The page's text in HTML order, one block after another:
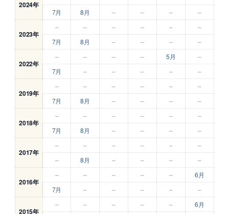
2024年
7月
8月 – – – –
2023年
– – – – –
–
7月
8月 – – – –
2022年
– – – – 5月
–
7月
– – – – –
2019年
– – – – –
–
7月
8月 – – – –
2018年
– – – – –
–
7月
8月 – – – –
2017年
– – – – –
–
–
8月 – – – –
2016年
– – – – –
6月
7月
– – – – –
2015年
– – – – –
6月